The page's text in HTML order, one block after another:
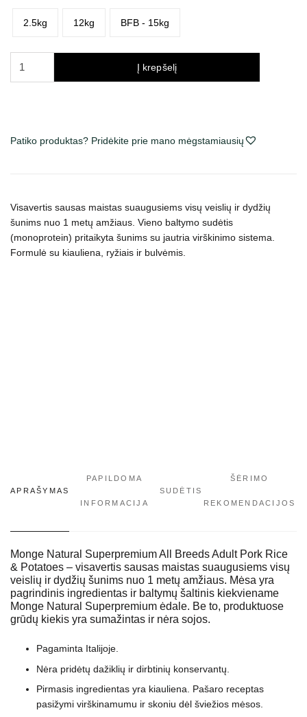
2.5kg 12kg BFB - 15kg
All
Rice
&
Potatoes
sausas
Į krepšelį
Patiko produktas? Pridėkite prie mano mėgstamiausių
Visavertis sausas maistas suaugusiems visų veislių ir dydžių
šunims nuo 1 metų amžiaus. Vieno baltymo sudėtis
(monoprotein) pritaikyta šunims su jautria virškinimo sistema.
Formulė su kiauliena, ryžiais ir bulvėmis.
APRAŠYMAS
PAPILDOMA
INFORMACIJA
SUDĖTIS
ŠĖRIMO
REKOMENDACIJOS
Monge Natural Superpremium All Breeds Adult Pork Rice
& Potatoes – visavertis sausas maistas suaugusiems visų
veislių ir dydžių šunims nuo 1 metų amžiaus. Mėsa yra
pagrindinis ingredientas ir baltymų šaltinis kiekviename
Monge Natural Superpremium ėdale. Be to, produktuose
grūdų kiekis yra sumažintas ir nėra sojos.
Pagaminta Italijoje.
Nėra pridėtų dažiklių ir dirbtinių konservantų.
Pirmasis ingredientas yra kiauliena. Pašaro receptas
pasižymi virškinamumu ir skoniu dėl šviežios mėsos.